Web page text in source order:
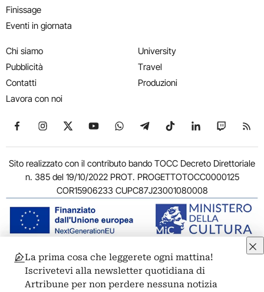
Finissage
Eventi in giornata
Chi siamo
Pubblicità
Contatti
Lavora con noi
University
Travel
Produzioni
Seguici su Facebook
Seguici su Instagram
Seguici su X
Seguici su YouTube
Seguici su WhatsApp
Seguici su Telegram
Seguici su TikTok
Seguici su
Seguici
Sito realizzato con il contributo bando TOCC Decreto Direttoriale
n. 385 del 19/10/2022 PROT. PROGETTOTOCC0000125
COR15906233 CUPC87J23001080008
© 2011-2026 ARTRIBUNE srl – Corso Vittorio Emanuele II, 287 –
00186 Roma - P.I. 11381581005
Privacy: Responsabile della protezione dei dati personali
La prima cosa che leggerete ogni mattina!
Iscrivetevi alla newsletter quotidiana di
Artribune per non perdere nessuna notizia